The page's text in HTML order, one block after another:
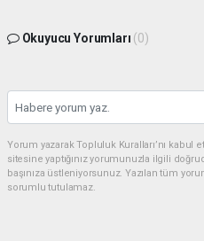
Okuyucu Yorumları (0)
Yorum yazarak Topluluk Kuralları’nı
sitesine yaptığınız yorumunuzla ilgili
başınıza üstleniyorsunuz. Yazılan tüm
sorumlu tutulamaz.